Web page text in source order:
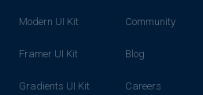
Community
Blog
Careers
Modern UI Kit
Framer UI Kit
Gradients UI Kit